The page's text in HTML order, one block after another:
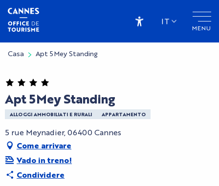
Aller
contenu
principal
MENU
Accessibilité
IT
Casa Apt 5Mey Standing
Apt 5Mey Standing
ALLOGGI AMMOBILIATI E RURALI APPARTAMENTO
5 rue Meynadier, 06400 Cannes
Come arrivare
Vado in treno!
Condividere